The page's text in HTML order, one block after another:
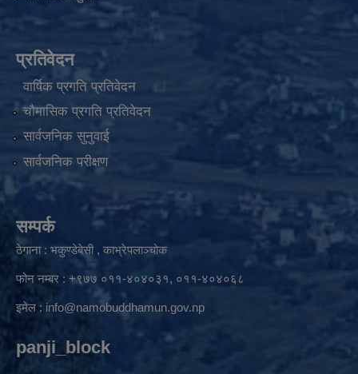
प्रतिवेदन
वार्षिक प्रगति प्रतिवेदन
चौमासिक प्रगति प्रतिवेदन
सार्वजनिक सुनुवाई
सार्वजनिक परीक्षण
सम्पर्क
ठेगाना : भकुण्डेबेसी , काभ्रेपलाञ्चोक
फोन नम्बर : +९७७ ०११-४०४०३१, ०११-४०४०६८
इमेल : info@namobuddhamun.gov.np
panji_block